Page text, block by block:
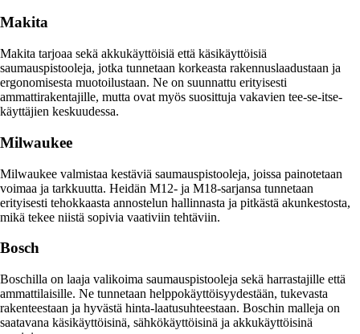
Makita
Makita tarjoaa sekä akkukäyttöisiä että käsikäyttöisiä
saumauspistooleja, jotka tunnetaan korkeasta rakennuslaadustaan ja
ergonomisesta muotoilustaan. Ne on suunnattu erityisesti
ammattirakentajille, mutta ovat myös suosittuja vakavien tee-se-itse-
käyttäjien keskuudessa.
Milwaukee
Milwaukee valmistaa kestäviä saumauspistooleja, joissa painotetaan
voimaa ja tarkkuutta. Heidän M12- ja M18-sarjansa tunnetaan
erityisesti tehokkaasta annostelun hallinnasta ja pitkästä akunkestosta,
mikä tekee niistä sopivia vaativiin tehtäviin.
Bosch
Boschilla on laaja valikoima saumauspistooleja sekä harrastajille että
ammattilaisille. Ne tunnetaan helppokäyttöisyydestään, tukevasta
rakenteestaan ja hyvästä hinta-laatusuhteestaan. Boschin malleja on
saatavana käsikäyttöisinä, sähkökäyttöisinä ja akkukäyttöisinä